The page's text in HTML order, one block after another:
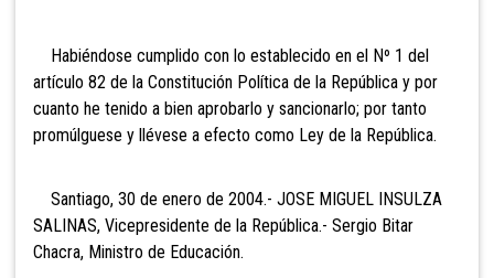
Habiéndose cumplido con lo establecido en el Nº 1 del
artículo 82 de la Constitución Política de la República y por
cuanto he tenido a bien aprobarlo y sancionarlo; por tanto
promúlguese y llévese a efecto como Ley de la República.
Santiago, 30 de enero de 2004.- JOSE MIGUEL INSULZA
SALINAS, Vicepresidente de la República.- Sergio Bitar
Chacra, Ministro de Educación.